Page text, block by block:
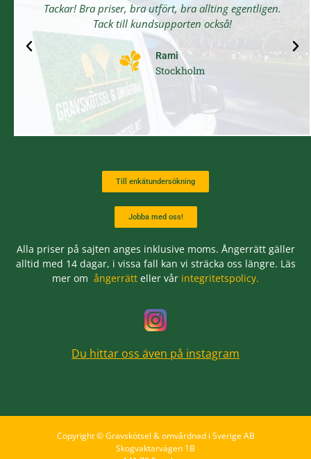
Tackar! Bra priser, bra utfört, bra allting egentligen.
Tack till kundsupporten också!
Rami
Stockholm
Till enkätundersökning
Jobba med oss!
Alla priser på sajten anges inklusive moms. Ångerrätt gäller
alltid med 14 dagar, i vissa fall kan vi sträcka oss längre. Läs
mer om ångerrätt eller vår integritetspolicy.
Du hittar oss även på instagram
Copyright © Gravskötsel & omvårdnad i Sverige AB
Skogvaktarvägen 1B